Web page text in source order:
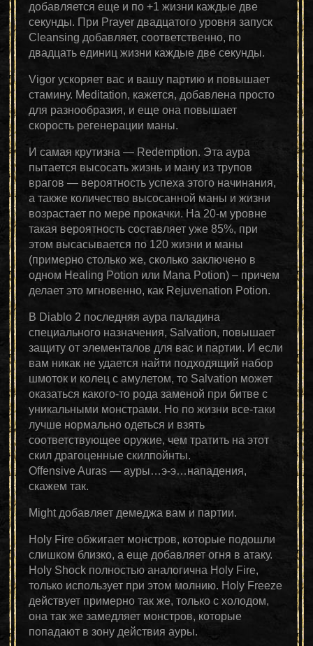
добавляется еще и по +1 жизни каждые две
секунды. При Prayer двадцатого уровня запуск
Cleansing добавляет, соответственно, по
двадцать единиц жизни каждые две секунды.
Vigor ускоряет вас и вашу партию и повышает
стамину. Meditation, кажется, добавлена просто
для разнообразия, и еще она повышает
скорость регенерации маны.
И самая крутизна — Redemption. Эта аура
пытается высосать жизнь и ману из трупов
врагов — вероятность успеха этого начинания,
а также количество высосанной маны и жизни
возрастает по мере прокачки. На 20-м уровне
такая вероятность составляет уже 85%, при
этом высасывается по 120 жизни и маны
(примерно столько же, сколько заключено в
одном Healing Potion или Mana Potion) – причем
делает это мгновенно, как Rejuvenation Potion.
В Diablo 2 последняя аура паладина
специального назначения, Salvation, повышает
защиту от элементалов для вас и партии. И если
вам никак не удается найти подходящий набор
шмоток и колец с амулетом, то Salvation может
оказаться какого-то рода заменой при битве с
уникальными монстрами. Но по жизни все-таки
лучше нормально одеться и взять
соответствующее оружие, чем тратить на этот
скил драгоценные скилпойнты.
Offensive Auras — ауры…э-э…нападения,
скажем так.
Might добавляет демеджа вам и партии.
Holy Fire обжигает монстров, которые подошли
слишком близко, а еще добавляет огня в атаку.
Holy Shock полностью аналогична Holy Fire,
только использует при этом молнию. Holy Freeze
действует примерно так же, только с холодом,
она так же замедляет монстров, которые
попадают в зону действия ауры.